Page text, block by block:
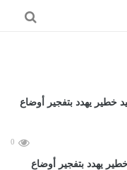
0
يهدد بتفجير أوضاع